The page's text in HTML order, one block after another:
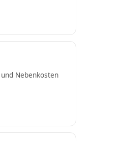
Nebenkosten